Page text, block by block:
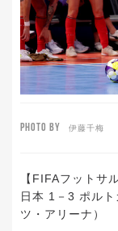
PHOTO BY 伊藤千梅
【FIFAフットサ
日本 1－3 ポル
ツ・アリーナ）